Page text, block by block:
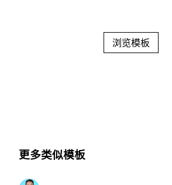
浏览模板
更多类似模板